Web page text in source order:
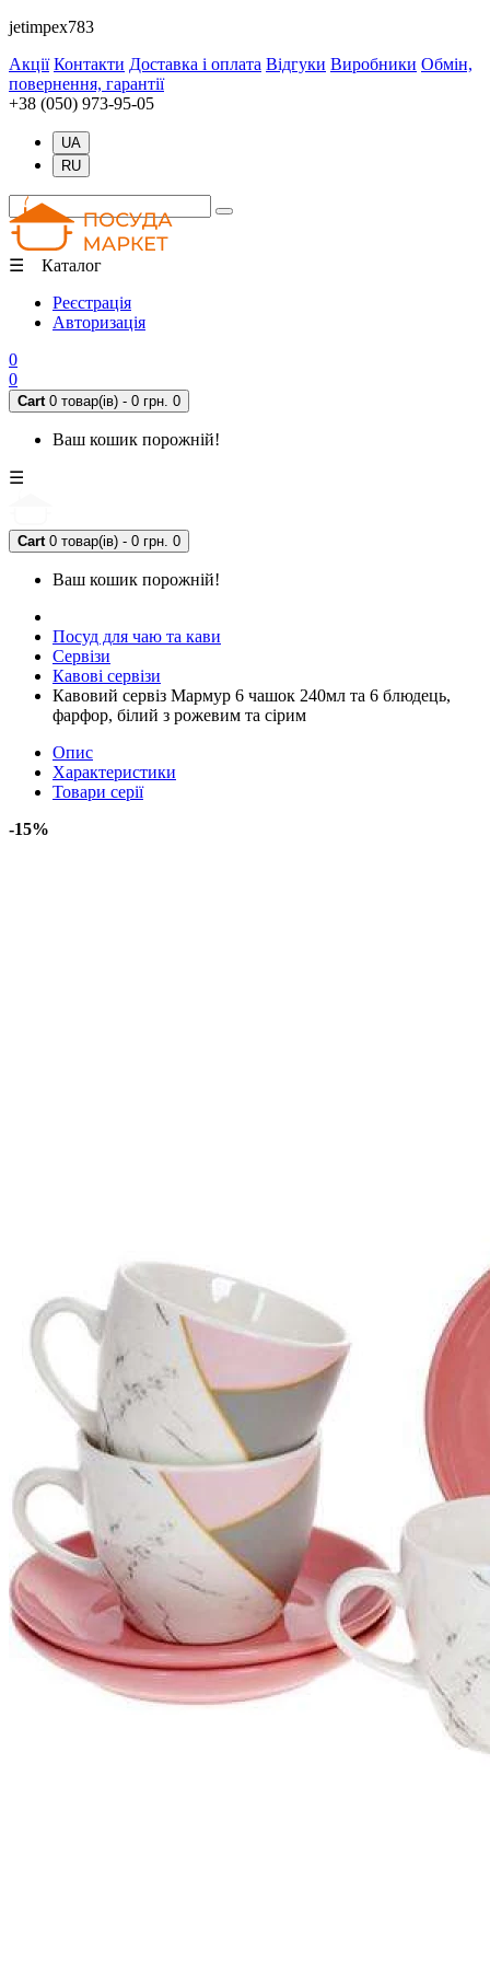
jetimpex783
Акції Контакти Доставка і оплата Відгуки Виробники Обмін,
повернення, гарантії
+38 (050) 973-95-05
UA
RU
☰ Каталог
Реєстрація
Авторизація
0
0
Cart 0 товар(ів) - 0 грн. 0
Ваш кошик порожній!
☰
Cart 0 товар(ів) - 0 грн. 0
Ваш кошик порожній!
Посуд для чаю та кави
Сервізи
Кавові сервізи
Кавовий сервіз Мармур 6 чашок 240мл та 6 блюдець,
фарфор, білий з рожевим та сірим
Опис
Характеристики
Товари серії
-15%